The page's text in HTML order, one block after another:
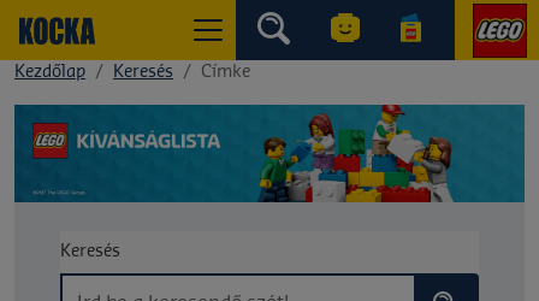
Kezdőlap Keresés Címke
Keresés